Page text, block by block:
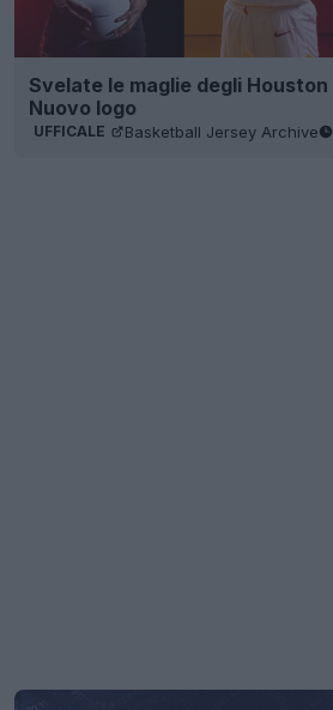
Svelate le maglie degli
Nuovo logo
UFFICALE Basketball Jersey Archive